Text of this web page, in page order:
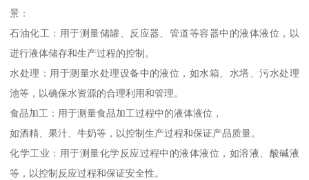
景：
石油化工：用于测量储罐、反应器、管道等容器中的液体液位，以
进行液体储存和生产过程的控制。
水处理：用于测量水处理设备中的液位，如水箱、水塔、污水处理
池等，以确保水资源的合理利用和管理。
食品加工：用于测量食品加工过程中的液体液位，
如酒精、果汁、牛奶等，以控制生产过程和保证产品质量。
化学工业：用于测量化学反应过程中的液体液位，如溶液、酸碱液
等，以控制反应过程和保证安全性。